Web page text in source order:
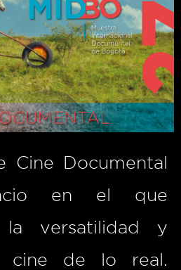
Cine Documental
en el que
la versatilidad y
cine de lo real.